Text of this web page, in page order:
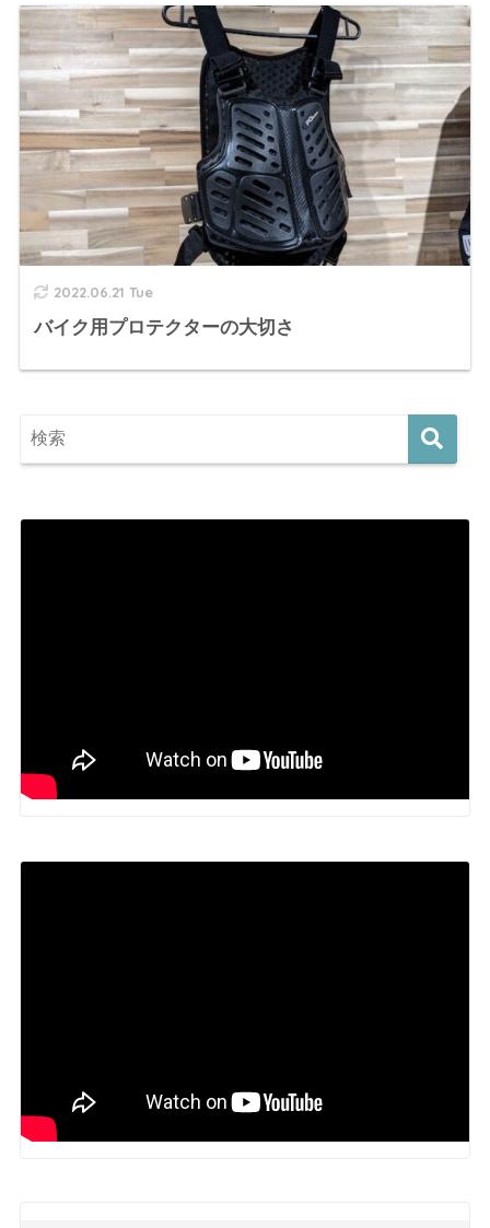
2022.06.21 Tue
バイク用プロテクターの大切さ